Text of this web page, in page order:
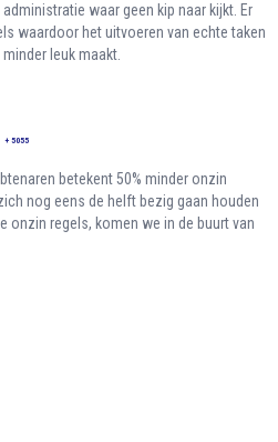
waar geen kip naar kijkt. Er
waardoor het uitvoeren van echte taken
leuk maakt.
+ 5055
betekent 50% minder onzin
nog eens de helft bezig gaan houden
onzin regels, komen we in de buurt van